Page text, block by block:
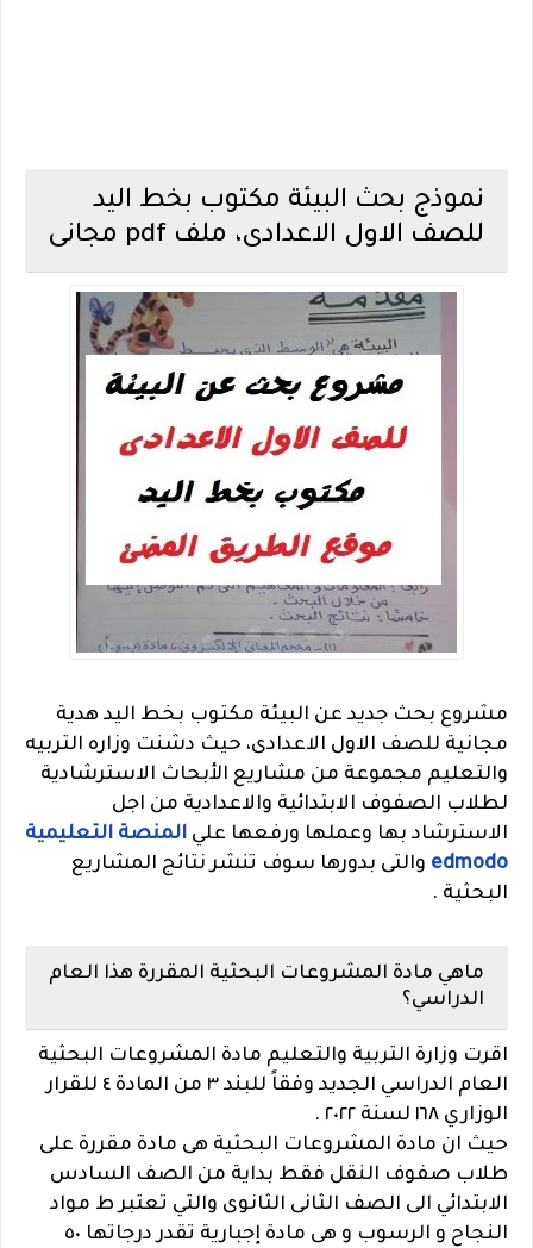
نموذج بحث البيئة مكتوب بخط اليد
للصف الاول الاعدادى، ملف pdf مجانى
مشروع بحث جديد عن البيئة مكتوب بخط اليد هدية
مجانية للصف الاول الاعدادى، حيث دشنت وزاره التربيه
والتعليم مجموعة من مشاريع الأبحاث الاسترشادية
لطلاب الصفوف الابتدائية والاعدادية من اجل
الاسترشاد بها وعملها ورفعها علي المنصة التعليمية
edmodo والتى بدورها سوف تنشر نتائج المشاريع
البحثية .
ماهي مادة المشروعات البحثية المقررة هذا العام
الدراسي؟
اقرت وزارة التربية والتعليم مادة المشروعات البحثية
العام الدراسي الجديد وفقاً للبند ٣ من المادة ٤ للقرار
الوزاري ١٦٨ لسنة ٢٠٢٢ .
حيث ان مادة المشروعات البحثية هى مادة مقررة على
طلاب صفوف النقل فقط بداية من الصف السادس
الابتدائي الى الصف الثانى الثانوى والتي تعتبر ط مواد
النجاح و الرسوب و هى مادة إجبارية تقدر درجاتها ٥٠